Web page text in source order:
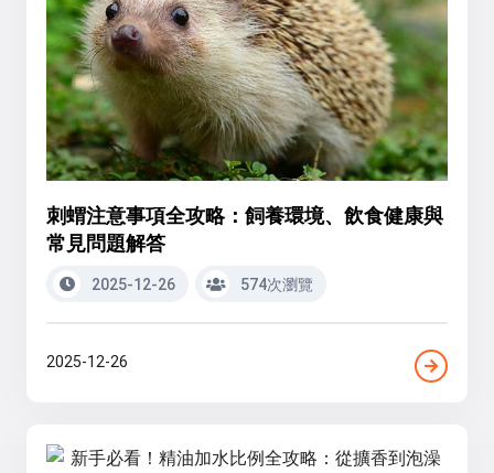
刺蝟注意事項全攻略：飼養環境、飲食健康與
常見問題解答
2025-12-26 574次瀏覽
2025-12-26